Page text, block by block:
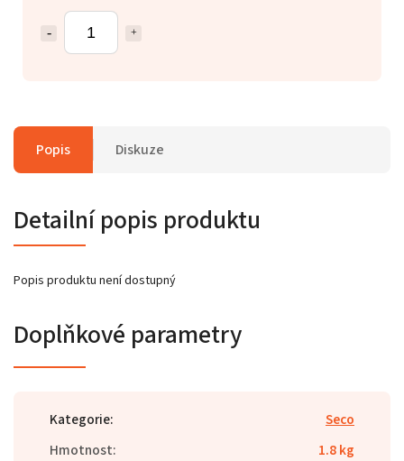
Popis Diskuze
Detailní popis produktu
Popis produktu není dostupný
Doplňkové parametry
Kategorie:
Seco
Hmotnost: 1.8 kg